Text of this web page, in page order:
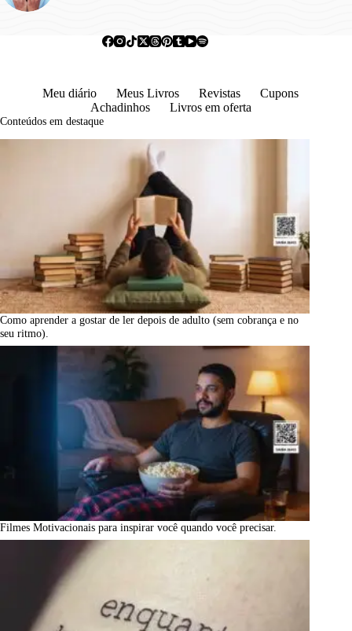
Meu diário Meus Livros Revistas
Cupons
Achadinhos
Livros em oferta
Conteúdos em destaque
Como aprender a gostar de ler depois de adulto (sem cobrança e no
seu ritmo).
Filmes Motivacionais para inspirar você quando você precisar.